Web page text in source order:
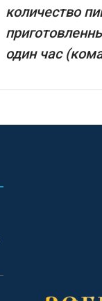
количество
один час